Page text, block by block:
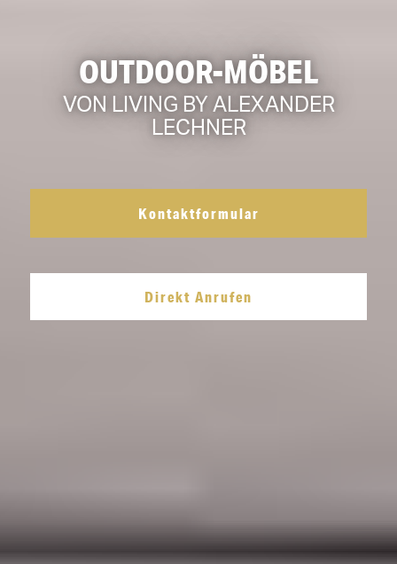
OUTDOOR-MÖBEL
VON LIVING BY ALEXANDER
LECHNER
Kontaktformular
Direkt Anrufen